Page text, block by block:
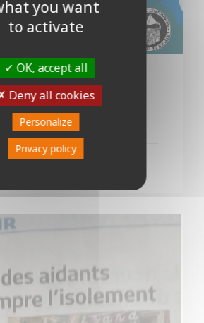
– Café Rencontre du
2026 à Prades
you want
to activate
OK, accept all
Deny all cookies
Personalize
Privacy policy